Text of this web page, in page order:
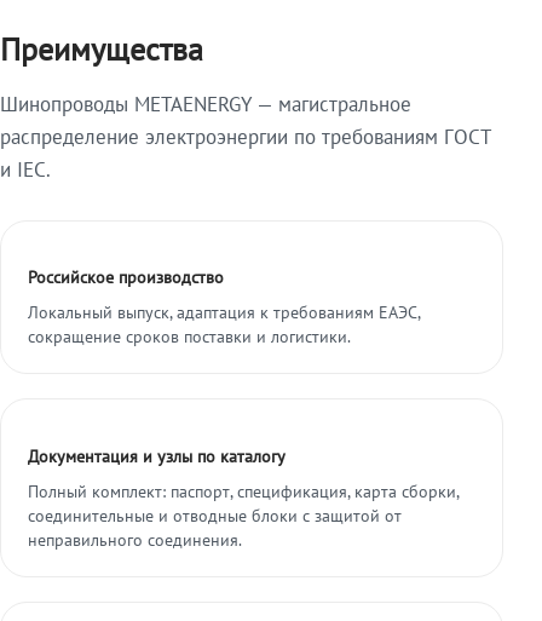
Преимущества
Шинопроводы METAENERGY — магистральное
распределение электроэнергии по требованиям ГОСТ
и IEC.
Российское производство
Локальный выпуск, адаптация к требованиям ЕАЭС,
сокращение сроков поставки и логистики.
Документация и узлы по каталогу
Полный комплект: паспорт, спецификация, карта сборки,
соединительные и отводные блоки с защитой от
неправильного соединения.